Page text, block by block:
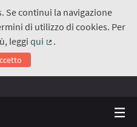
Se continui la navigazione
di utilizzo di cookies. Per
leggiqui
.